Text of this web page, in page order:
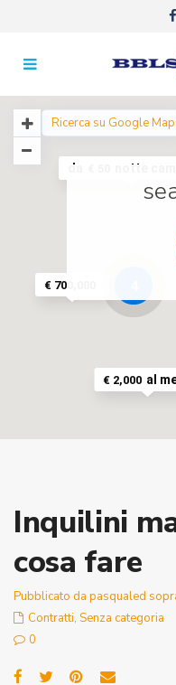
€ 2,000 al
da notte
€ 700,000
Inquilini
cosa fare
Pubblicato da pasqualed
Contratti, Senza categoria
0